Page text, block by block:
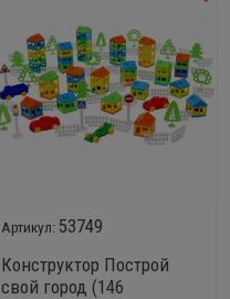
53749
Конструктор Построй
свой город (146